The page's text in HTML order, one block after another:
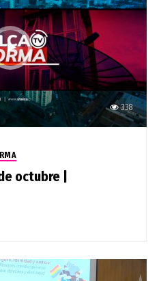
338
octubre |